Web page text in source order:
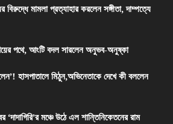
বিরুদ্ধে মামলা প্রত্যাহার করলেন সঙ্গীতা, দাম্পত্যে
পথে, আংটি বদল সারলেন অনুভব-অনুষ্কা
হাসপাতালে মিঠুন,অভিনেতাকে দেখে কী বললেন
মঞ্চে উঠে এল শান্তিনিকেতনের রাম